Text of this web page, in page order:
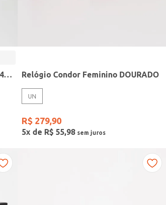
Relógio Casio analógico MW-240-4BVDF-SC Relógio Condor Feminino DOURADO
UN
R$ 279,90
5x de R$ 55,98